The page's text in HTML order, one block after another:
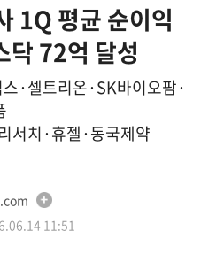
1Q 평균 순이익
72억 달성
·셀트리온·SK바이오팜·
서치·휴젤·동국제약
11:51